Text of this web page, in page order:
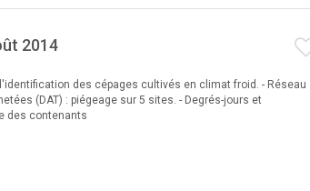
2014
des cépages cultivés en climat froid. - Réseau
(DAT) : piégeage sur 5 sites. - Degrés-jours et
des contenants